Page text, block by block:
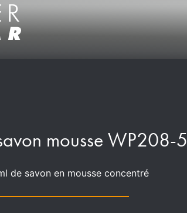
mousse WP208-5
de savon en mousse concentré